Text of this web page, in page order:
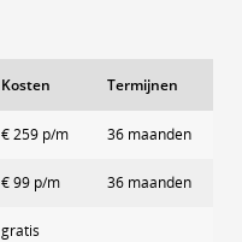
Kosten Termijnen
€ 259 p/m 36 maanden
€ 99 p/m 36 maanden
gratis